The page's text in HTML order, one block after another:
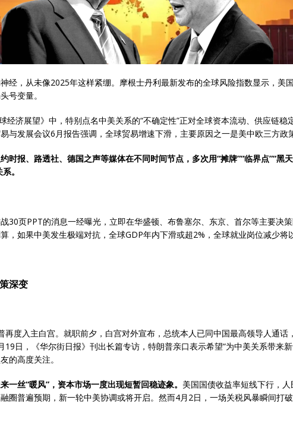
经，从未像2025年这样紧绷。摩根士丹利最新发布的全球风险指数显示，美
号变量。
经济展望》中，特别点名中美关系的“不确定性”正对全球资本流动、供应链稳
与发展会议6月报告强调，全球贸易增速下滑，主要原因之一是美中欧三方政
约时报、路透社、德国之声等媒体在不同时间节点，多次用“摊牌”“临界点”“黑
。
30页PPT的消息一经曝光，立即在华盛顿、布鲁塞尔、东京、首尔等主要决
，如果中美发生极端对抗，全球GDP年内下滑或超2%，全球就业岗位减少将
深变
再度入主白宫。就职前夕，白宫对外宣布，总统本人已同中国最高领导人通话
19日，《华尔街日报》刊出长篇专访，特朗普亲口表示希望“为中美关系带来
的高度关注。
一丝“暖风”，资本市场一度出现短暂回稳迹象。 美国国债收益率短线下行，
圈普遍预期，新一轮中美协调或将开启。然而4月2日，一场关税风暴瞬间打破